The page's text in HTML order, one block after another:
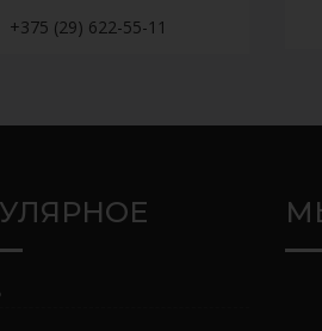
+375 (29) 622-55-11